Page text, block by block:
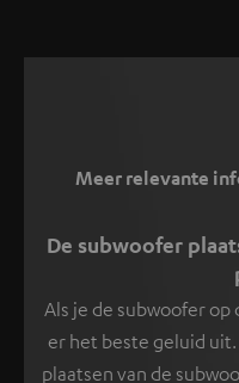
Meer relevante
De subwoofer
Als je de subwoofer
er het beste geluid
plaatsen van de